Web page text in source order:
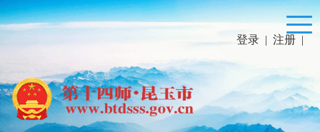
登录 | 注册 |